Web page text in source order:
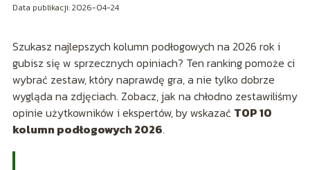
Data publikacji: 2026-04-24
Szukasz najlepszych kolumn podłogowych na 2026 rok i
gubisz się w sprzecznych opiniach? Ten ranking pomoże ci
wybrać zestaw, który naprawdę gra, a nie tylko dobrze
wygląda na zdjęciach. Zobacz, jak na chłodno zestawiliśmy
opinie użytkowników i ekspertów, by wskazać TOP 10
kolumn podłogowych 2026.